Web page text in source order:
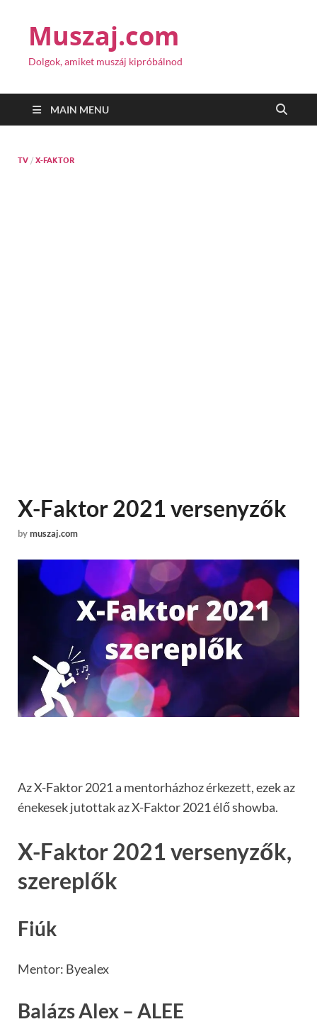
Muszaj.com
Dolgok, amiket muszáj kipróbálnod
MAIN MENU
TV / X-FAKTOR
X-Faktor 2021 versenyzők
bymuszaj.com
Az X-Faktor 2021 a mentorházhoz érkezett, ezek az
énekesek jutottak az X-Faktor 2021 élő showba.
X-Faktor 2021 versenyzők,
szereplők
Fiúk
Mentor: Byealex
Balázs Alex – ALEE